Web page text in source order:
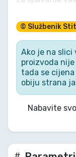
kod kuće.
vas udobnima i
borite li se
trenutku. To je
vašeg
© Službenik
Ako je na
proizvoda
tada se
obiju strana
Nabavite